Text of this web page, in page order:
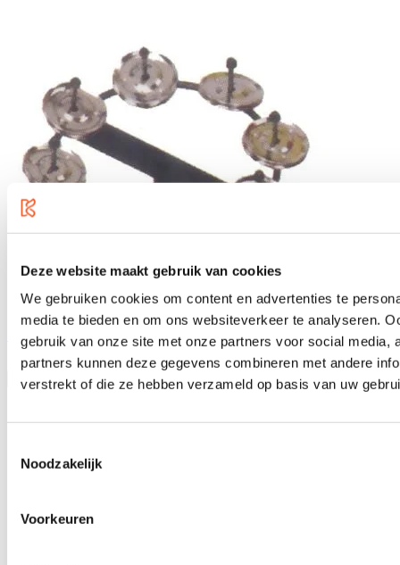
Deze website maakt gebruik van cookies
We gebruiken cookies om content en advertenties te
media te bieden en om ons websiteverkeer te analyseren.
gebruik van onze site met onze partners voor social media,
partners kunnen deze gegevens combineren met andere
verstrekt of die ze hebben verzameld op basis van uw
Noodzakelijk
Voorkeuren
Stable S1
€ 12,95